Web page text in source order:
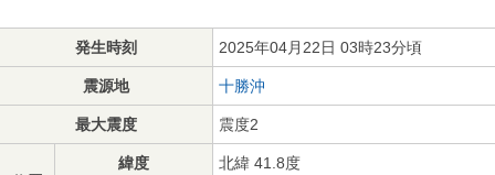
発生時刻 2025年04月22日 03時23分頃
震源地 十勝沖
最大震度 震度2
緯度 北緯 41.8度